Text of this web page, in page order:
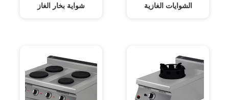
الشوايات الغازية شواية بخار الغاز